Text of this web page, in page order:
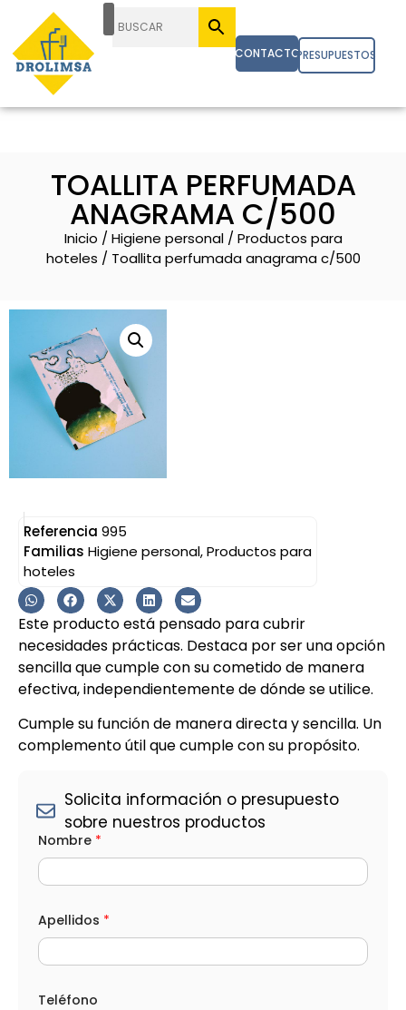
CONTACTOPRESUPUESTOS
TOALLITA PERFUMADA
ANAGRAMA C/500
Inicio / Higiene personal/ Productos para
hoteles / Toallita perfumada anagrama c/500
Referencia 995
Familias Higiene personal,Productos para
hoteles
Este producto está pensado para cubrir
necesidades prácticas. Destaca por ser una opción
sencilla que cumple con su cometido de manera
efectiva, independientemente de dónde se utilice.
Cumple su función de manera directa y sencilla. Un
complemento útil que cumple con su propósito.
Solicita información o presupuesto
sobre nuestros productos
*
N
m
r
e
Nombre *
Apellidos *
Teléfono